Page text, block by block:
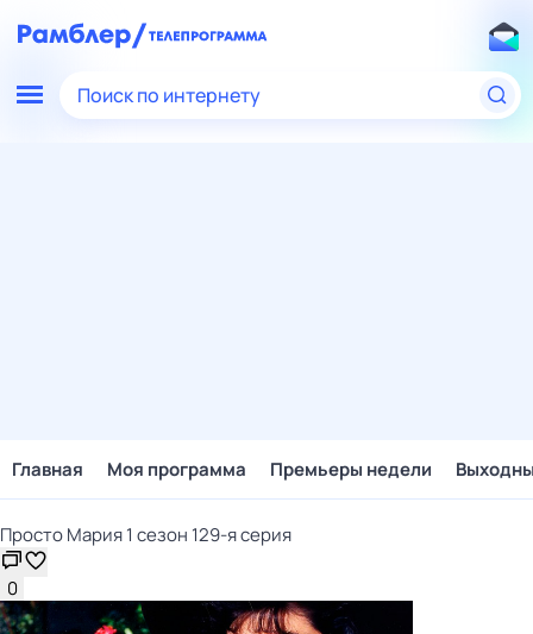
Поиск по интернету
Главная Моя программа Премьеры недели
Просто Мария 1 сезон 129-я серия
0